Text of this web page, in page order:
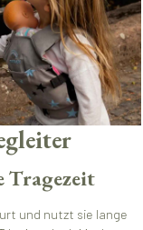
Tragezeit
und nutzt sie lange